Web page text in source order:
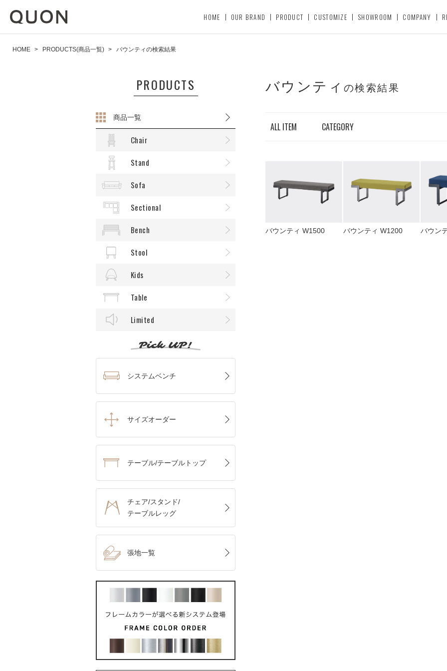
HOME OUR BRAND PRODUCT CUSTOMIZE SHOWROOM COMPANY
HOME > PRODUCTS(商品一覧) > バウンティの検索結果
バウンティ の検索結果
ALL ITEM CATEGORY
バウンティ W1500 バウンティ W1200 バウン
PRODUCTS
商品一覧
Chair
Stand
Sofa
Sectional
Bench
Stool
Kids
Table
Limited
システムベンチ
サイズオーダー
テーブル/テーブルトップ
チェア/スタンド/
テーブルレッグ
張地一覧